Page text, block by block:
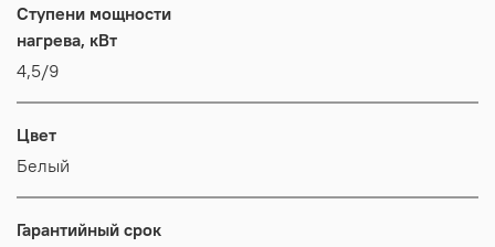
Ступени мощности
нагрева, кВт
4,5/9
Цвет
Белый
Гарантийный срок